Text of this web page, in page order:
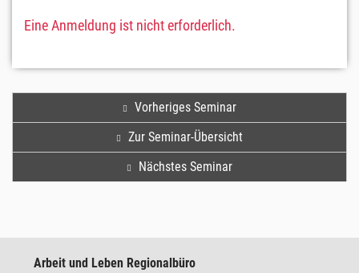
Eine Anmeldung ist nicht erforderlich.
Vorheriges Seminar
Zur Seminar-Übersicht
Nächstes Seminar
Arbeit und Leben Regionalbüro